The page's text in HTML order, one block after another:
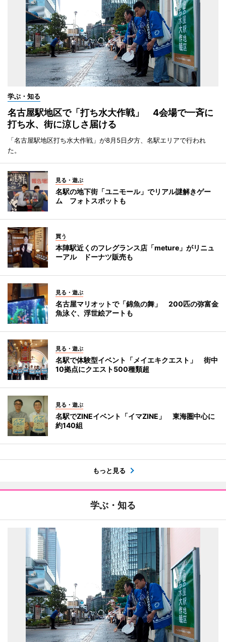
学ぶ・知る
名古屋駅地区で「打ち水大作戦」 4会場で一斉に
打ち水、街に涼しさ届ける
「名古屋駅地区打ち水大作戦」が8月5日夕方、名駅エリアで行われ
た。
見る・遊ぶ
名駅の地下街「ユニモール」でリアル謎解きゲー
ム フォトスポットも
買う
本陣駅近くのフレグランス店「meture」がリニュ
ーアル ドーナツ販売も
見る・遊ぶ
名古屋マリオットで「錦魚の舞」 200匹の弥富金
魚泳ぐ、浮世絵アートも
見る・遊ぶ
名駅で体験型イベント「メイエキクエスト」 街中
10拠点にクエスト500種類超
見る・遊ぶ
名駅でZINEイベント「イマZINE」 東海圏中心に
約140組
もっと見る
学ぶ・知る